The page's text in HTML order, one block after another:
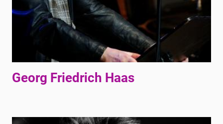
Georg Friedrich Haas